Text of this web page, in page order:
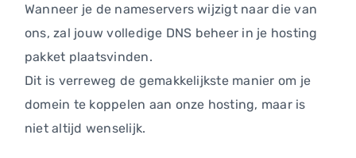
Wanneer je de nameservers wijzigt naar die van
ons, zal jouw volledige DNS beheer in je hosting
pakket plaatsvinden.
Dit is verreweg de gemakkelijkste manier om je
domein te koppelen aan onze hosting, maar is
niet altijd wenselijk.